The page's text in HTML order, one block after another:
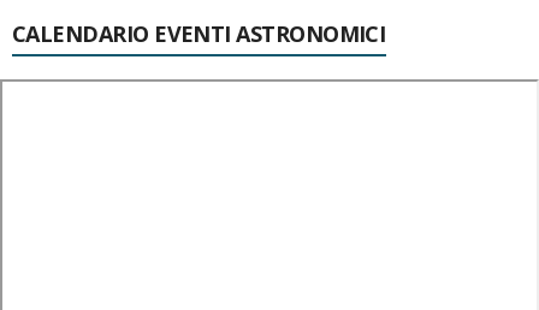
CALENDARIO EVENTI ASTRONOMICI